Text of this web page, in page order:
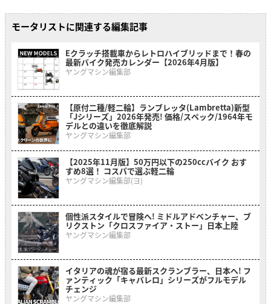
モータリストに関連する編集記事
Eクラッチ搭載車からレトロハイブリッドまで！春の
最新バイク発売カレンダー【2026年4月版】
ヤングマシン編集部
【原付二種/軽二輪】ランブレッタ(Lambretta)新型
「Jシリーズ」2026年発売! 価格/スペック/1964年モ
デルとの違いを徹底解説
ヤングマシン編集部
【2025年11月版】50万円以下の250ccバイク おす
すめ8選！ コスパで選ぶ軽二輪
ヤングマシン編集部(ヨ)
個性派スタイルで冒険へ! ミドルアドベンチャー、ブ
リクストン「クロスファイア・ストー」日本上陸
ヤングマシン編集部
イタリアの魂が宿る最新スクランブラー、日本へ! フ
ァンティック「キャバレロ」シリーズがフルモデル
チェンジ
ヤングマシン編集部